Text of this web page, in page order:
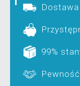
99%